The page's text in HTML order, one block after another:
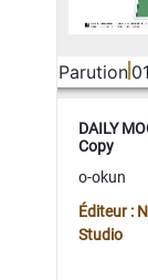
Parution
DAILY
Copy
o-okun
Éditeur :
Studio